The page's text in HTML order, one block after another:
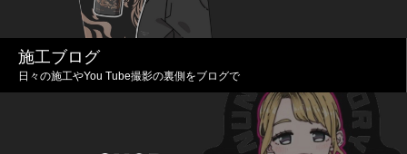
施工ブログ
日々の施工やYou Tube撮影の裏側をブログで